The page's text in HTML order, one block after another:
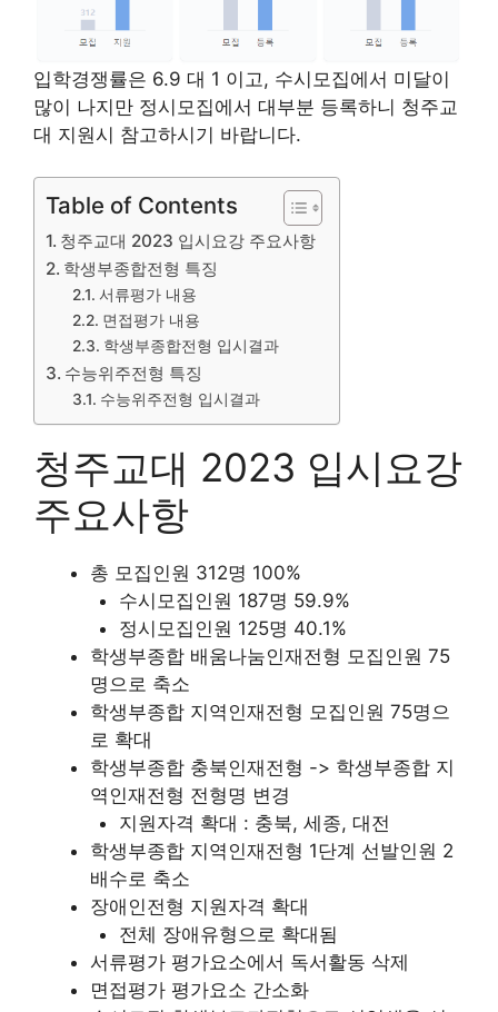
입학경쟁률은 6.9 대 1 이고, 수시모집에서 미달이
많이 나지만 정시모집에서 대부분 등록하니 청주교
대 지원시 참고하시기 바랍니다.
Table of Contents
청주교대 2023 입시요강 주요사항
학생부종합전형 특징
서류평가 내용
면접평가 내용
학생부종합전형 입시결과
수능위주전형 특징
수능위주전형 입시결과
청주교대 2023 입시요강
주요사항
총 모집인원 312명 100%
수시모집인원 187명 59.9%
정시모집인원 125명 40.1%
학생부종합 배움나눔인재전형 모집인원 75
명으로 축소
학생부종합 지역인재전형 모집인원 75명으
로 확대
학생부종합 충북인재전형 -> 학생부종합 지
역인재전형 전형명 변경
지원자격 확대 : 충북, 세종, 대전
학생부종합 지역인재전형 1단계 선발인원 2
배수로 축소
장애인전형 지원자격 확대
전체 장애유형으로 확대됨
서류평가 평가요소에서 독서활동 삭제
면접평가 평가요소 간소화